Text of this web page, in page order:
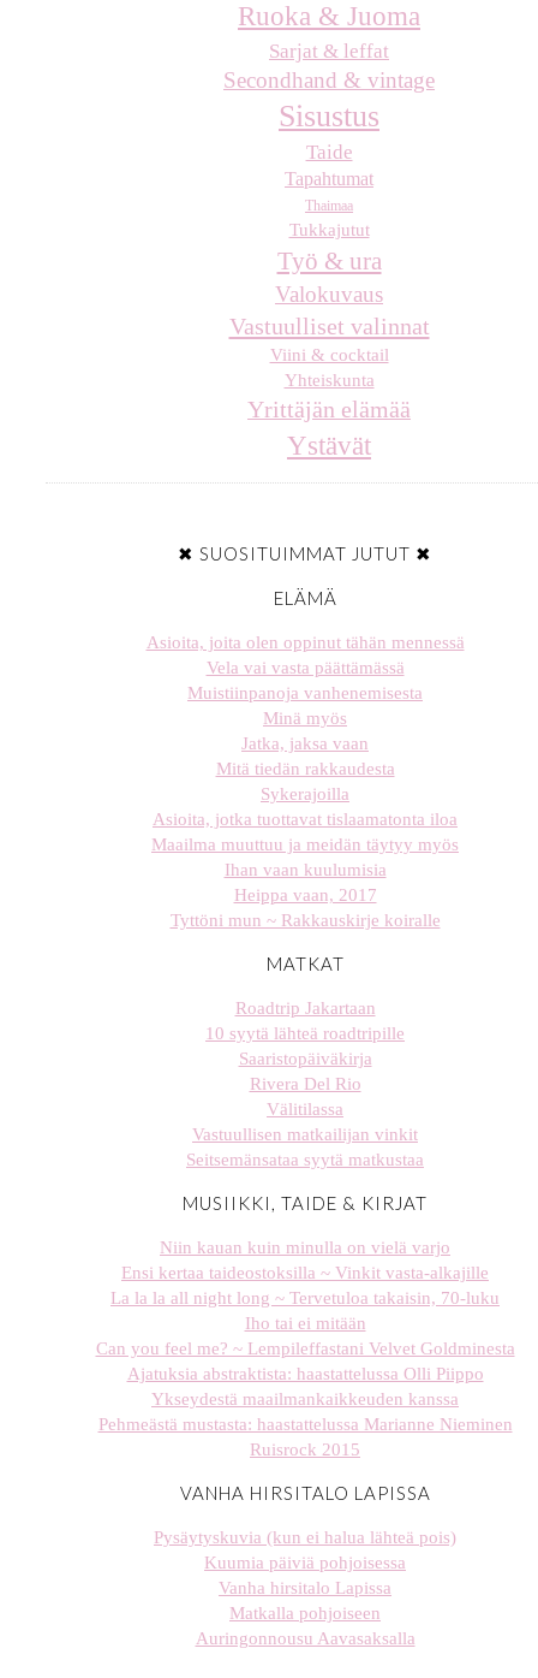
Ruoka & Juoma
Sarjat & leffat
Secondhand & vintage
Sisustus
Taide
Tapahtumat
Thaimaa
Tukkajutut
Työ & ura
Valokuvaus
Vastuulliset valinnat
Viini & cocktail
Yhteiskunta
Yrittäjän elämää
Ystävät
✖ SUOSITUIMMAT JUTUT ✖
ELÄMÄ
Asioita, joita olen oppinut tähän mennessä
Vela vai vasta päättämässä
Muistiinpanoja vanhenemisesta
Minä myös
Jatka, jaksa vaan
Mitä tiedän rakkaudesta
Sykerajoilla
Asioita, jotka tuottavat tislaamatonta iloa
Maailma muuttuu ja meidän täytyy myös
Ihan vaan kuulumisia
Heippa vaan, 2017
Tyttöni mun ~ Rakkauskirje koiralle
MATKAT
Roadtrip Jakartaan
10 syytä lähteä roadtripille
Saaristopäiväkirja
Rivera Del Rio
Välitilassa
Vastuullisen matkailijan vinkit
Seitsemänsataa syytä matkustaa
MUSIIKKI, TAIDE & KIRJAT
Niin kauan kuin minulla on vielä varjo
Ensi kertaa taideostoksilla ~ Vinkit vasta-alkajille
La la la all night long ~ Tervetuloa takaisin, 70-luku
Iho tai ei mitään
Can you feel me? ~ Lempileffastani Velvet Goldminesta
Ajatuksia abstraktista: haastattelussa Olli Piippo
Ykseydestä maailmankaikkeuden kanssa
Pehmeästä mustasta: haastattelussa Marianne Nieminen
Ruisrock 2015
VANHA HIRSITALO LAPISSA
Pysäytyskuvia (kun ei halua lähteä pois)
Kuumia päiviä pohjoisessa
Vanha hirsitalo Lapissa
Matkalla pohjoiseen
Auringonnousu Aavasaksalla